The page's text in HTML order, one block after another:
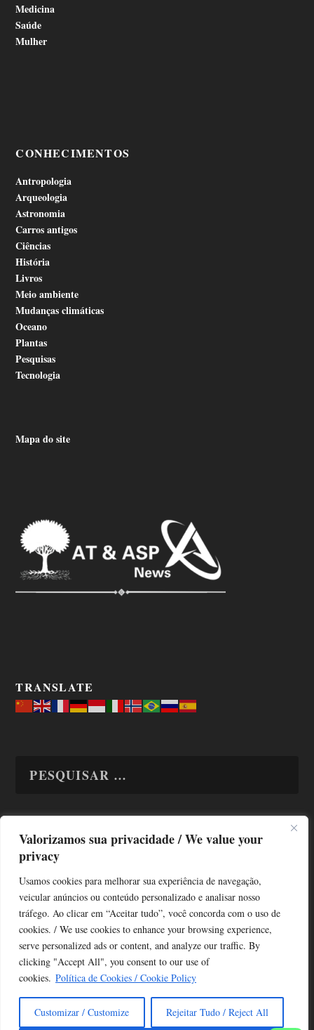
Valorizamos sua privacidade / We value your
privacy
Usamos cookies para melhorar sua experiência de navegação,
veicular anúncios ou conteúdo personalizado e analisar nosso
tráfego. Ao clicar em “Aceitar tudo”, você concorda com o uso de
cookies. / We use cookies to enhance your browsing experience,
serve personalized ads or content, and analyze our traffic. By
clicking "Accept All", you consent to our use of
cookies. Política de Cookies / Cookie Policy
Customizar / Customize Rejeitar Tudo / Reject All
Medicina
Saúde
Mulher
CONHECIMENTOS
Antropologia
Arqueologia
Astronomia
Carros antigos
Ciências
História
Livros
Meio ambiente
Mudanças climáticas
Oceano
Plantas
Pesquisas
Tecnologia
Mapa do site
TRANSLATE
TODAS OS ASSUNTOS
Copyright © Alô Tatuapé 2013 / 2026
Desenvolvido por ALOSP MKT DIGITAL